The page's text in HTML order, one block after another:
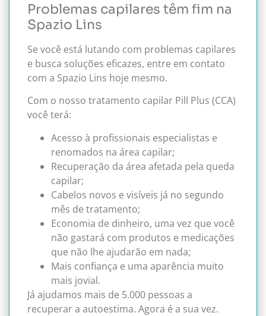
Problemas capilares têm fim na
Spazio Lins
Se você está lutando com problemas capilares
e busca soluções eficazes, entre em contato
com a Spazio Lins hoje mesmo.
Com o nosso tratamento capilar Pill Plus (CCA)
você terá:
Acesso à profissionais especialistas e
renomados na área capilar;
Recuperação da área afetada pela queda
capilar;
Cabelos novos e visíveis já no segundo
mês de tratamento;
Economia de dinheiro, uma vez que você
não gastará com produtos e medicações
que não lhe ajudarão em nada;
Mais confiança e uma aparência muito
mais jovial.
Já ajudamos mais de 5.000 pessoas a
recuperar a autoestima. Agora é a sua vez.